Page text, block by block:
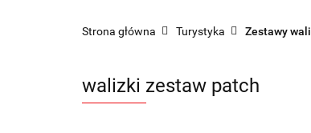
Strona główna Turystyka Zestawy
walizki zestaw patch